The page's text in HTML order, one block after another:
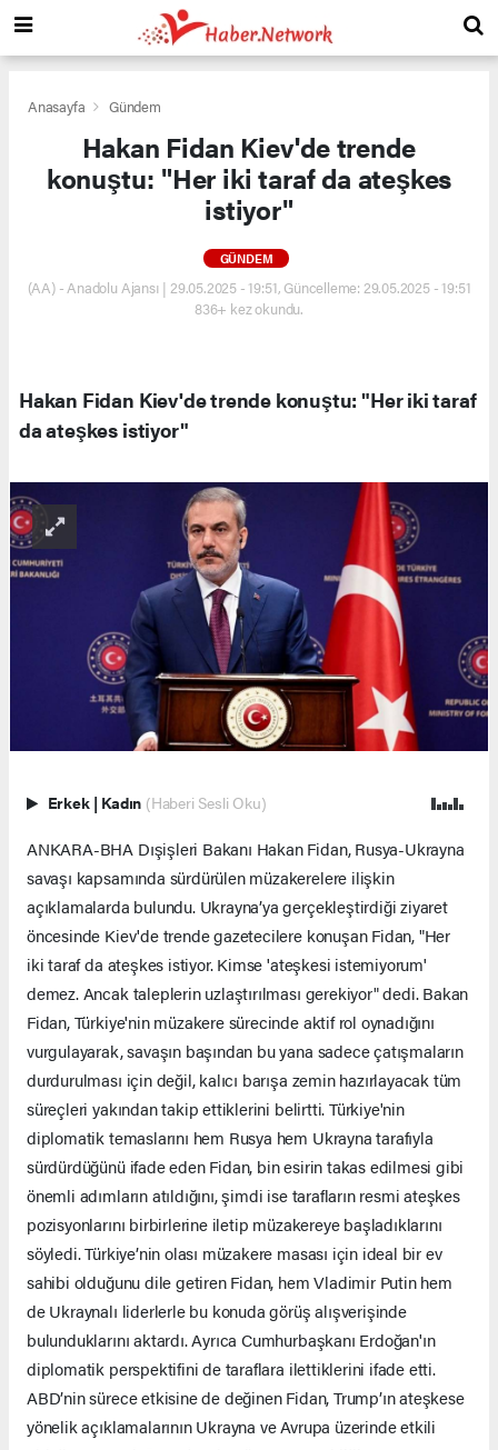
Anasayfa Gündem
Hakan Fidan Kiev'de trende
konuştu: "Her iki taraf da ateşkes
istiyor"
GÜNDEM
(AA) - Anadolu Ajansı | 29.05.2025 - 19:51, Güncelleme: 29.05.2025 - 19:51
836+ kez okundu.
Hakan Fidan Kiev'de trende konuştu: "Her iki taraf
da ateşkes istiyor"
Erkek | Kadın (Haberi Sesli Oku)
ANKARA-BHA Dışişleri Bakanı Hakan Fidan, Rusya-Ukrayna
savaşı kapsamında sürdürülen müzakerelere ilişkin
açıklamalarda bulundu. Ukrayna’ya gerçekleştirdiği ziyaret
öncesinde Kiev'de trende gazetecilere konuşan Fidan, "Her
iki taraf da ateşkes istiyor. Kimse 'ateşkesi istemiyorum'
demez. Ancak taleplerin uzlaştırılması gerekiyor" dedi. Bakan
Fidan, Türkiye'nin müzakere sürecinde aktif rol oynadığını
vurgulayarak, savaşın başından bu yana sadece çatışmaların
durdurulması için değil, kalıcı barışa zemin hazırlayacak tüm
süreçleri yakından takip ettiklerini belirtti. Türkiye'nin
diplomatik temaslarını hem Rusya hem Ukrayna tarafıyla
sürdürdüğünü ifade eden Fidan, bin esirin takas edilmesi gibi
önemli adımların atıldığını, şimdi ise tarafların resmi ateşkes
pozisyonlarını birbirlerine iletip müzakereye başladıklarını
söyledi. Türkiye’nin olası müzakere masası için ideal bir ev
sahibi olduğunu dile getiren Fidan, hem Vladimir Putin hem
de Ukraynalı liderlerle bu konuda görüş alışverişinde
bulunduklarını aktardı. Ayrıca Cumhurbaşkanı Erdoğan'ın
diplomatik perspektifini de taraflara ilettiklerini ifade etti.
ABD’nin sürece etkisine de değinen Fidan, Trump’ın ateşkese
yönelik açıklamalarının Ukrayna ve Avrupa üzerinde etkili